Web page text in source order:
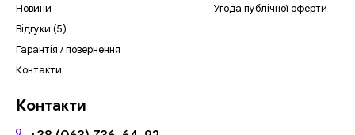
Новини
Відгуки (5)
Гарантія / повернення
Контакти
Угода публічної оферти
Контакти